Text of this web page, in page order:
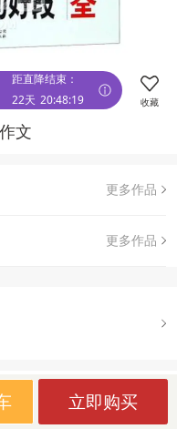
距直降结束：
22天 20:48:19 收藏
文
更多作品
更多作品
立即购买